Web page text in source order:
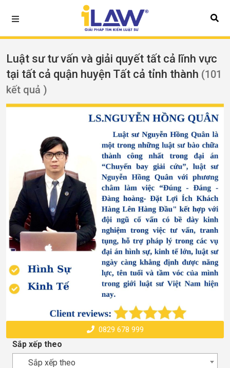
Luật sư tư vấn và giải quyết tất cả lĩnh vực
tại tất cả quận huyện Tất cả tỉnh thành (101
kết quả )
0829 678 999
Sắp xếp theo
Sắp xếp theo